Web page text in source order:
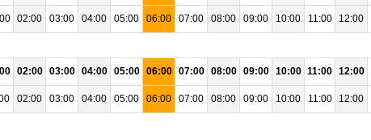
02:00 03:00 04:00 05:00 06:00 07:00 08:00 09:00 10:00 11:00 12:00
02:00 03:00 04:00 05:00 06:00 07:00 08:00 09:00 10:00 11:00 12:00
02:00 03:00 04:00 05:00 06:00 07:00 08:00 09:00 10:00 11:00 12:00